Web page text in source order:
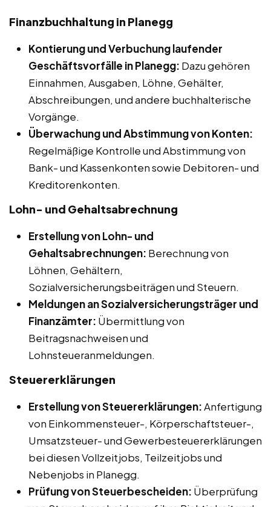
Finanzbuchhaltung in Planegg
Kontierung und Verbuchung laufender
Geschäftsvorfälle in Planegg: Dazu gehören
Einnahmen, Ausgaben, Löhne, Gehälter,
Abschreibungen, und andere buchhalterische
Vorgänge.
Überwachung und Abstimmung von Konten:
Regelmäßige Kontrolle und Abstimmung von
Bank- und Kassenkonten sowie Debitoren- und
Kreditorenkonten.
Lohn- und Gehaltsabrechnung
Erstellung von Lohn- und
Gehaltsabrechnungen: Berechnung von
Löhnen, Gehältern,
Sozialversicherungsbeiträgen und Steuern.
Meldungen an Sozialversicherungsträger und
Finanzämter: Übermittlung von
Beitragsnachweisen und
Lohnsteueranmeldungen.
Steuererklärungen
Erstellung von Steuererklärungen:Anfertigung
von Einkommensteuer-, Körperschaftsteuer-,
Umsatzsteuer- und Gewerbesteuererklärungen
bei diesen Vollzeitjobs, Teilzeitjobs und
Nebenjobs in Planegg.
Prüfung von Steuerbescheiden: Überprüfung